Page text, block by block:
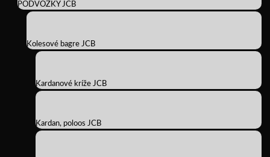
PODVOZKY JCB
Kolesové bagre JCB
Kardanové kríže JCB
Kardan, poloos JCB